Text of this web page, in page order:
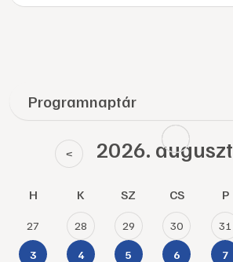
Programnaptár
< 2026.
H K SZ CS P
27 28 29 30 31
3 4 5 6 7